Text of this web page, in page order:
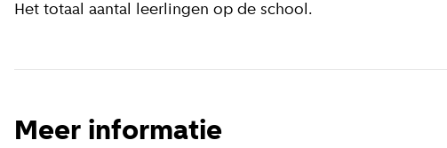
Het totaal aantal leerlingen op de school.
Meer informatie